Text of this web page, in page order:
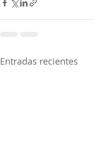
Entradas recientes